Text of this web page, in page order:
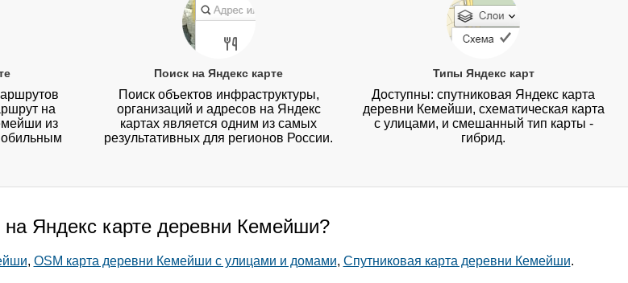
на
из
Поиск на Яндекс карте
Поиск объектов инфраструктуры,
организаций и адресов на Яндекс
картах является одним из самых
результативных для регионов России.
Типы Яндекс карт
Доступны: спутниковая Яндекс карта
деревни Кемейши, схематическая карта
с улицами, и смешанный тип карты -
гибрид.
Яндекс карте деревни Кемейши?
, OSM карта деревни Кемейши с улицами и домами, Спутниковая карта деревни Кемейши.